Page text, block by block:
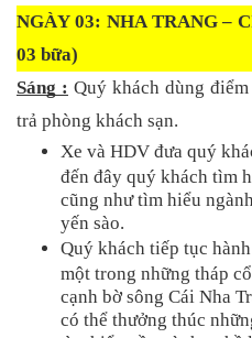
NGÀY 03: NHA TRANG –
03 bữa)
Sáng : Quý khách dùng
trả phòng khách sạn.
Xe và HDV đưa quý
đến đây quý khách tìm
cũng như tìm hiểu
yến sào.
Quý khách tiếp tục
một trong những tháp
cạnh bờ sông Cái Nha
có thể thưởng thúc